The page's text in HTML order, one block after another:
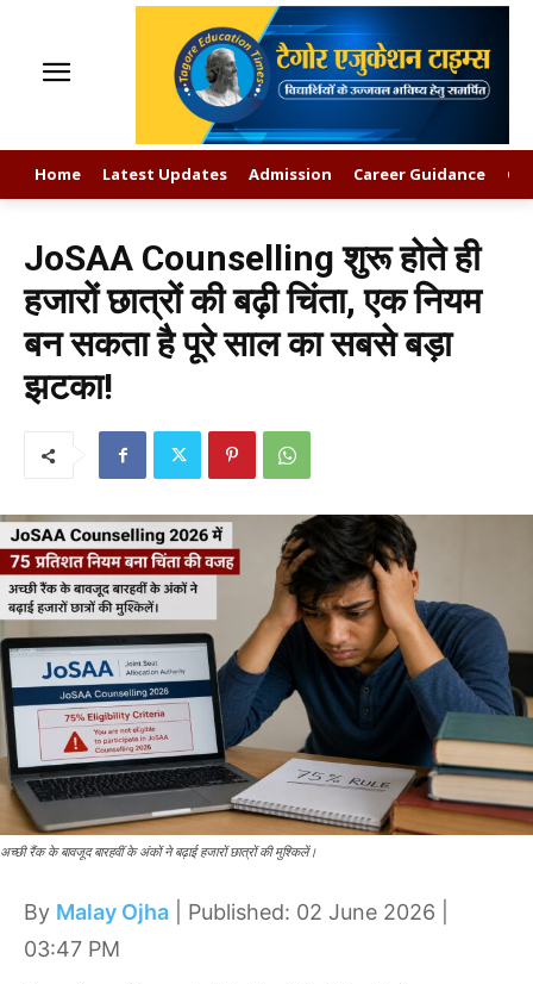
Home Latest Updates Admission Career Guidance GK
JoSAA Counselling शुरू होते ही
हजारों छात्रों की बढ़ी चिंता, एक नियम
बन सकता है पूरे साल का सबसे बड़ा
झटका!
अच्छी रैंक के बावजूद बारहवीं के अंकों ने बढ़ाई हजारों छात्रों की मुश्किलें।
By Malay Ojha | Published: 02 June 2026 |
03:47 PM